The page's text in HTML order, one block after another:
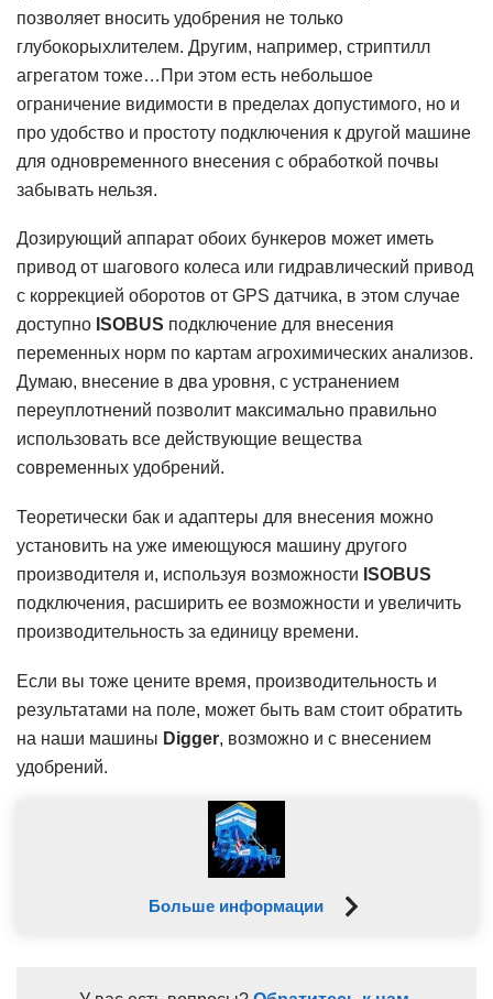
позволяет вносить удобрения не только
глубокорыхлителем. Другим, например, стриптилл
агрегатом тоже…При этом есть небольшое
ограничение видимости в пределах допустимого, но и
про удобство и простоту подключения к другой машине
для одновременного внесения с обработкой почвы
забывать нельзя.
Дозирующий аппарат обоих бункеров может иметь
привод от шагового колеса или гидравлический привод
с коррекцией оборотов от GPS датчика, в этом случае
доступно ISOBUS подключение для внесения
переменных норм по картам агрохимических анализов.
Думаю, внесение в два уровня, с устранением
переуплотнений позволит максимально правильно
использовать все действующие вещества
современных удобрений.
Теоретически бак и адаптеры для внесения можно
установить на уже имеющуюся машину другого
производителя и, используя возможности ISOBUS
подключения, расширить ее возможности и увеличить
производительность за единицу времени.
Если вы тоже цените время, производительность и
результатами на поле, может быть вам стоит обратить
на наши машины Digger, возможно и с внесением
удобрений.
Больше информации